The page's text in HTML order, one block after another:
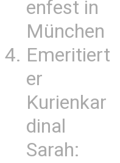
enfest in
München
Emeritiert
er
Kurienkar
dinal
Sarah: